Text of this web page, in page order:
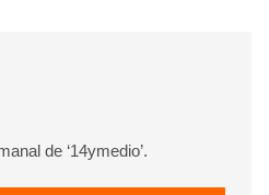
de ‘14ymedio’.